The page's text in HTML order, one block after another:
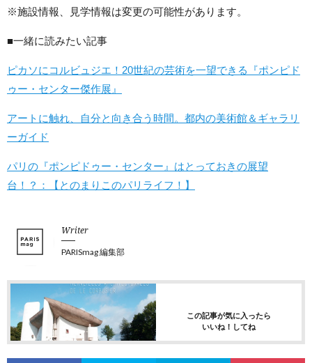
※施設情報、見学情報は変更の可能性があります。
■一緒に読みたい記事
ピカソにコルビュジエ！20世紀の芸術を一望できる『ポンピド
ゥー・センター傑作展』
アートに触れ、自分と向き合う時間。都内の美術館＆ギャラリ
ーガイド
パリの『ポンピドゥー・センター』はとっておきの展望
台！？：【とのまりこのパリライフ！】
Writer
PARISmag 編集部
この記事が気に入ったら
いいね！してね